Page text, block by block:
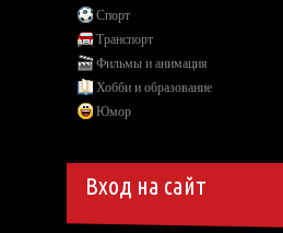
Спорт
Транспорт
Фильмы и анимация
Хобби и образование
Юмор
Вход на сайт